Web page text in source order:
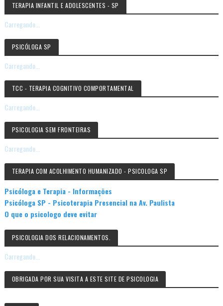
TERAPIA INFANTIL E ADOLESCENTES - SP
Carregando...
PSICÓLOGA SP
Carregando...
TCC - TERAPIA COGNITIVO COMPORTAMENTAL
Carregando...
PSICOLOGIA SEM FRONTEIRAS
Carregando...
TERAPIA COM ACOLHIMENTO HUMANIZADO - PSICOLOGA SP
Psicóloga e Terapia - Informações
Psicóloga SP - Psicoterapia Presencial na Av. Paulista
O que o psicologo deve evitar
PSICOLOGIA DOS RELACIONAMENTOS.
Carregando...
OBRIGADA POR SUA VISITA A ESTE SITE DE PSICOLOGIA